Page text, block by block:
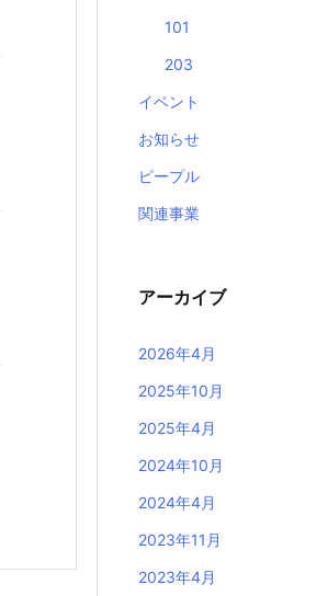
101
203
イベント
お知らせ
ピープル
関連事業
アーカイブ
2026年4月
2025年10月
2025年4月
2024年10月
2024年4月
2023年11月
2023年4月